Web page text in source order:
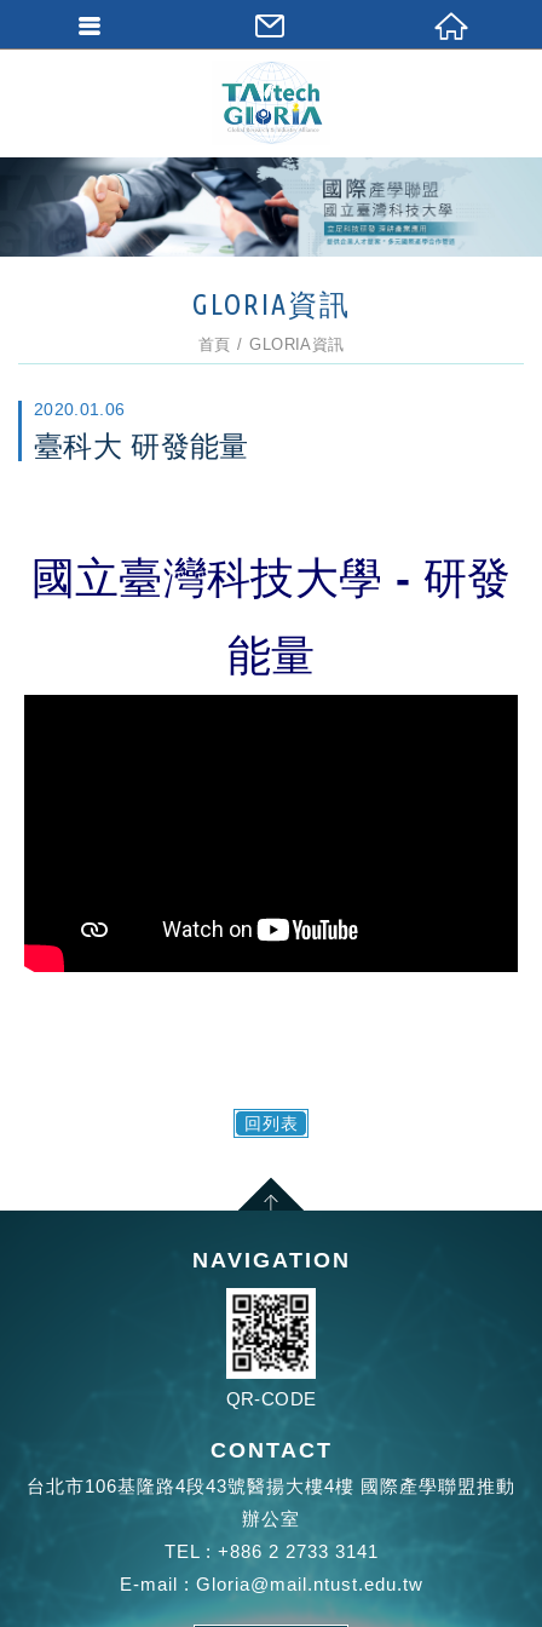
GLORIA資訊
首頁 GLORIA資訊
2020.01.06
臺科大 研發能量
國立臺灣科技大學 - 研發
能量
回列表
NAVIGATION
QR-CODE
CONTACT
台北市106基隆路4段43號醫揚大樓4樓 國際產學聯盟推動
辦公室
TEL : +886 2 2733 3141
E-mail : Gloria@mail.ntust.edu.tw